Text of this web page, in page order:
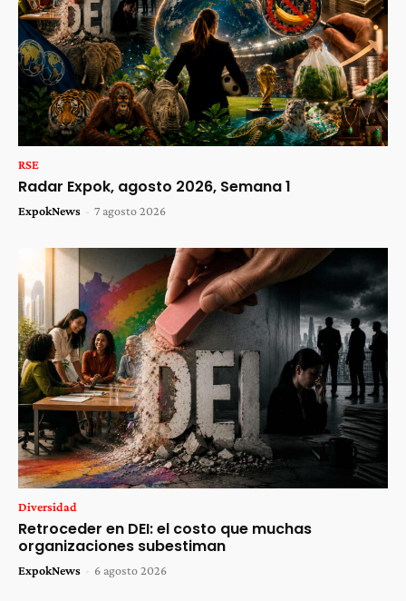
RSE
Radar Expok, agosto 2026, Semana 1
ExpokNews - 7 agosto 2026
Diversidad
Retroceder en DEI: el costo que muchas
organizaciones subestiman
ExpokNews - 6 agosto 2026